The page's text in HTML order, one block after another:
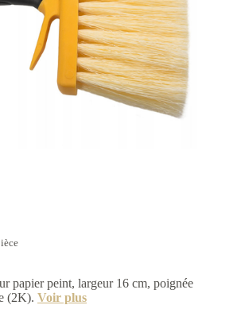
papier peint, largeur 16 cm, poignée
(2K). Voir plus